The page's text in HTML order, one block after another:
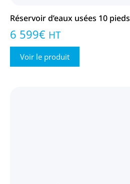
Réservoir d’eaux usées 10 pieds
6 599€ HT
Voir le produit